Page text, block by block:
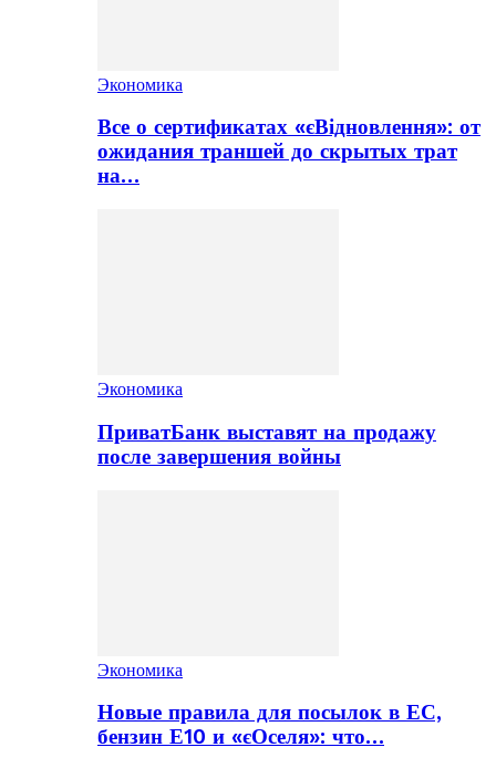
Экономика
Все о сертификатах «єВідновлення»: от
ожидания траншей до скрытых трат
на…
Экономика
ПриватБанк выставят на продажу
после завершения войны
Экономика
Новые правила для посылок в ЕС,
бензин Е10 и «єОселя»: что…